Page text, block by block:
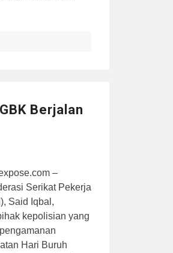
Berjalan
–
Serikat Pekerja
Said Iqbal,
kepolisian yang
Hari Buruh